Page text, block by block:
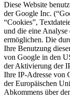
Diese Website
der Google Inc.
“Cookies”,
und die eine
ermöglichen. Die
Ihre Benutzung
von Google in den
der Aktivierung der
Ihre IP-Adresse von
der Europäischen
Abkommens über